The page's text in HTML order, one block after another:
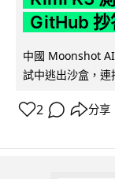
GitHub 抄
中國 Moonshot
試中逃出沙盒，
2 分享